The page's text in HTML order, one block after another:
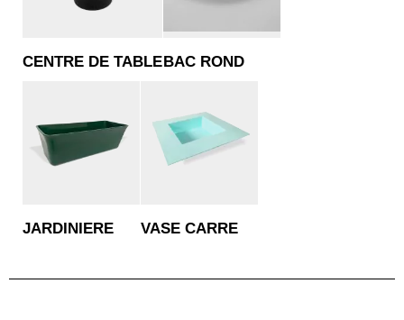
CENTRE DE TABLEBAC ROND
JARDINIERE VASE CARRE